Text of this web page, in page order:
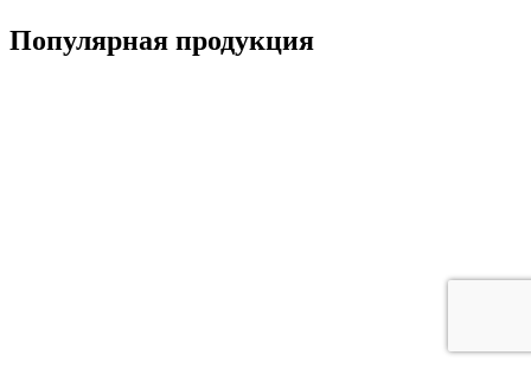
Популярная продукция